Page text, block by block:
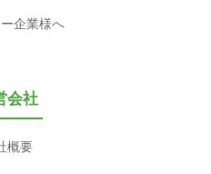
企業様へ
会社
概要